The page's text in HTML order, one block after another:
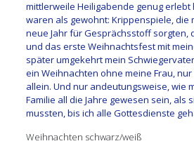
mittlerweile Heiligabende genug erlebt
waren als gewohnt: Krippenspiele, die
neue Jahr für Gesprächsstoff sorgten,
und das erste Weihnachtsfest mit
später umgekehrt mein
ein Weihnachten ohne meine Frau,
allein. Und nur andeutungsweise, wie
Familie all die Jahre gewesen sein, als
mussten, bis ich alle Gottesdienste
Weihnachten schwarz/weiß